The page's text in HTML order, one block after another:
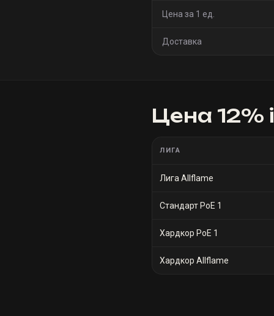
Цена за 1 ед.
Доставка
Цена 12%
ЛИГА
Лига Allflame
Стандарт PoE 1
Хардкор PoE 1
Хардкор Allflame